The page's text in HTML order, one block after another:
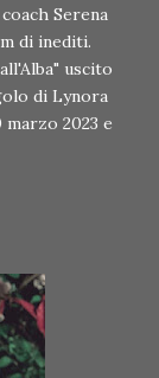
Serena
di inediti.
uscito
di Lynora
2023 e